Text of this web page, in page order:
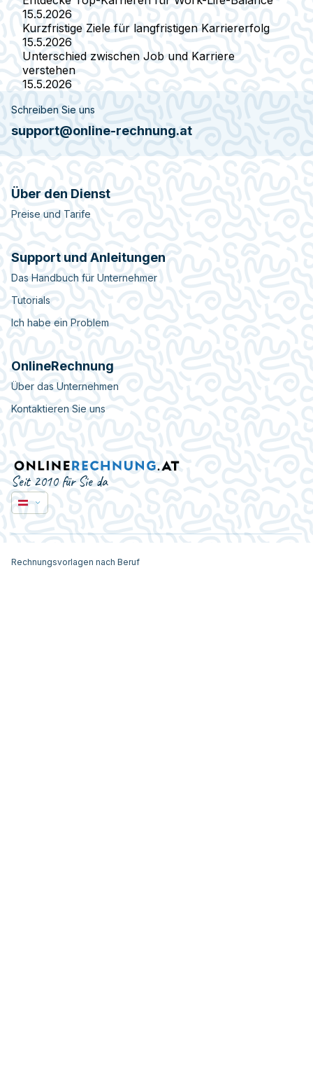
15.5.2026
Kurzfristige Ziele für langfristigen Karriererfolg
15.5.2026
Unterschied zwischen Job und Karriere
verstehen
15.5.2026
Schreiben Sie uns
support@online-rechnung.at
Über den Dienst
Preise und Tarife
Support und Anleitungen
Das Handbuch für Unternehmer
Tutorials
Ich habe ein Problem
OnlineRechnung
Über das Unternehmen
Kontaktieren Sie uns
Seit 2010 für Sie da
Rechnungsvorlagen nach Beruf